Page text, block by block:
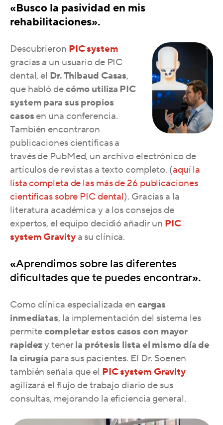
«Busco la pasividad en mis
rehabilitaciones».
Descubrieron PIC system
gracias a un usuario de PIC
dental, el Dr. Thibaud Casas,
que habló decómo utiliza PIC
system para sus propios
casosen una conferencia.
También encontraron
publicaciones científicas a
través de PubMed, un archivo electrónico de
artículos de revistas a texto completo. (aquí la
lista completa de las más de 26 publicaciones
científicas sobre PIC dental). Gracias a la
literatura académica y a los consejos de
expertos, el equipo decidió añadir un PIC
system Gravitya su clínica.
«Aprendimos sobre las diferentes
dificultades que te puedes encontrar».
Como clínica especializada en cargas
inmediatas, la implementación del sistema les
permitecompletar estos casos con mayor
rapidezy tenerla prótesis lista el mismo día de
la cirugía para sus pacientes. El Dr. Soenen
también señala que el PIC system Gravity
agilizará el flujo de trabajo diario de sus
consultas, mejorando la eficiencia general.